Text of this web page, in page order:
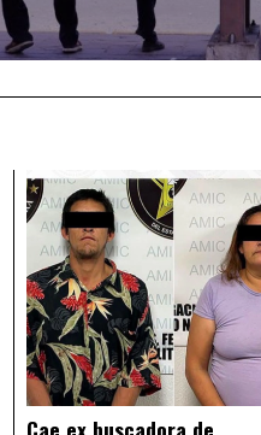
Cae ex buscadora de